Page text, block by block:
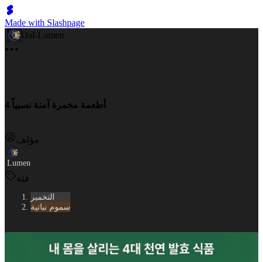
Made with Slashpage
Dal-Lumen
4 أطعمة مخمرة آمنة نسبياً
مؤلف
Lumen
فئة
التخمير
سموم نباتية